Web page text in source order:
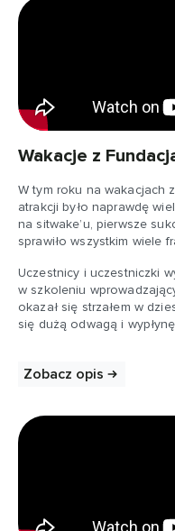
Wakacje z
W tym roku na wakacjach
atrakcji było naprawdę
na sitwake’u, pierwsze
sprawiło wszystkim wiele
Uczestnicy i uczestniczki
w szkoleniu
okazał się strzałem w
się dużą odwagą i
Zobacz opis